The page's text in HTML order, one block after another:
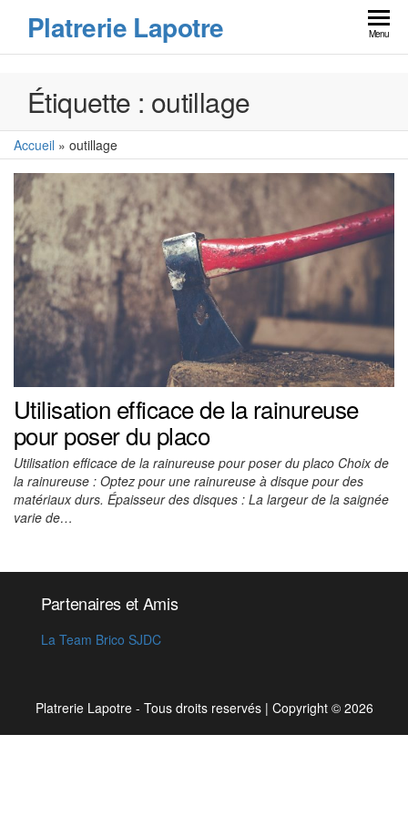
Platrerie Lapotre Menu
Étiquette : outillage
Accueil » outillage
Utilisation efficace de la rainureuse
pour poser du placo
Utilisation efficace de la rainureuse pour poser du placo Choix de
la rainureuse : Optez pour une rainureuse à disque pour des
matériaux durs. Épaisseur des disques : La largeur de la saignée
varie de…
Partenaires et Amis
La Team Brico SJDC
Platrerie Lapotre - Tous droits reservés | Copyright © 2026